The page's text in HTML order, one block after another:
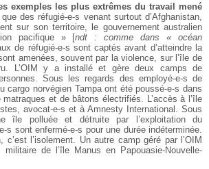
exemples les plus extrêmes du travail mené
des réfugié-e-s venant surtout d’Afghanistan,
sur son territoire, le gouvernement australien
pacifique » [ndt : comme dans « océan
de réfugié-e-s sont captés avant d’atteindre la
amenées, souvent par la violence, sur l’île de
L’OIM y a installé et gère deux camps de
Sous les regards des employé-e-s de
cargo norvégien Tampa ont été poussé-e-s dans
et de bâtons électrifiés. L’accès à l’île
avocat-e-s et à Amnesty International. Sous
île polluée et détruite par l’exploitation du
s sont enfermé-e-s pour une durée indéterminée.
c’est l’isolement. Un autre camp géré par l’OIM
de l’île Manus en Papouasie-Nouvelle-